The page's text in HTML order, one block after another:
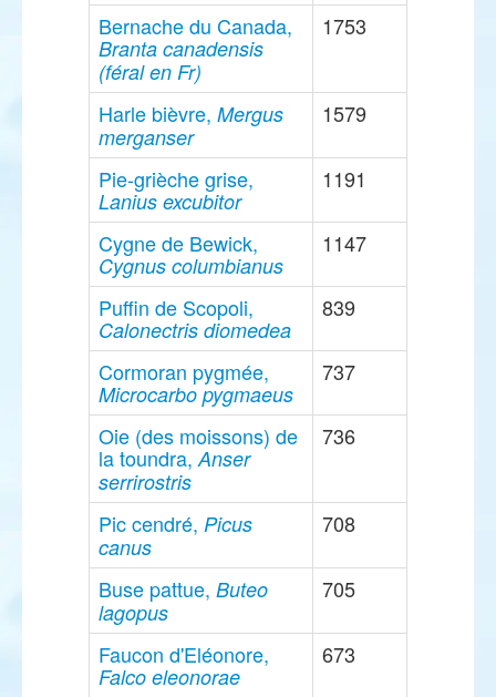
Bernache du Canada,
Branta canadensis
(féral en Fr)
1753
Harle bièvre, Mergus
merganser
1579
Pie-grièche grise,
Lanius excubitor
1191
Cygne de Bewick,
Cygnus columbianus
1147
Puffin de Scopoli,
Calonectris diomedea
839
Cormoran pygmée,
Microcarbo pygmaeus
737
Oie (des moissons) de
la toundra, Anser
serrirostris
736
Pic cendré, Picus
canus
708
Buse pattue, Buteo
lagopus
705
Faucon d'Eléonore,
Falco eleonorae
673